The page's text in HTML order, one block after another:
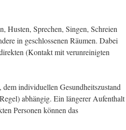
Husten, Sprechen, Singen, Schreien
in geschlossenen Räumen. Dabei
(Kontakt mit verunreinigten
individuellen Gesundheitszustand
abhängig. Ein längerer Aufenthalt
Personen können das